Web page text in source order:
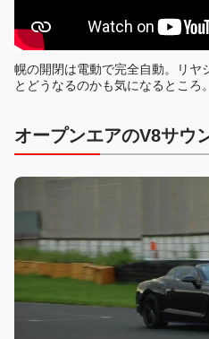
幌の開閉は電動で完全自動。リヤ
とどうなるのかも気になるところ。
オープンエアのV8サウ